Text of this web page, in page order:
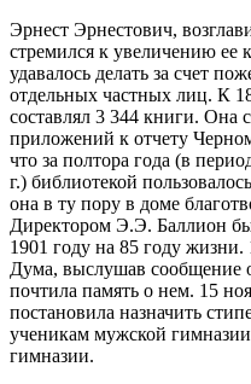
Эрнест Эрнестович,
стремился к увеличению
удавалось делать за счет
отдельных частных лиц. К
составлял 3 344 книги. Она
приложений к отчету
что за полтора года (в
г.) библиотекой
она в ту пору в доме
Директором Э.Э. Баллион
1901 году на 85 году жизни.
Дума, выслушав сообщение
почтила память о нем. 15
постановила назначить
ученикам мужской
гимназии.